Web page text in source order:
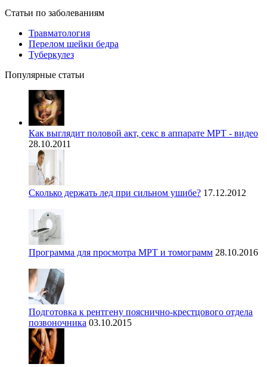
Статьи по заболеваниям
Травматология
Перелом шейки бедра
Туберкулез
Популярные статьи
Как выглядит половой акт, секс в аппарате МРТ - видео
28.10.2011
Сколько держать лед при сильном ушибе? 17.12.2012
Программа для просмотра МРТ и томограмм 28.10.2016
Подготовка к рентгену пояснично-крестцового отдела
позвоночника 03.10.2015